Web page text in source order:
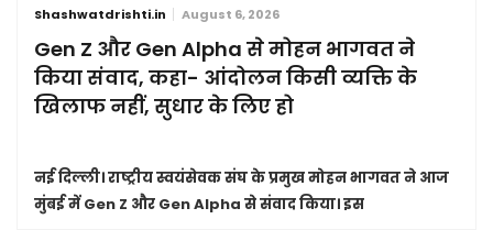
Shashwatdrishti.in August 6, 2026
Gen Z और Gen Alpha से मोहन भागवत ने
किया संवाद, कहा- आंदोलन किसी व्यक्ति के
खिलाफ नहीं, सुधार के लिए हो
नई दिल्ली।राष्ट्रीय स्वयंसेवक संघ के प्रमुख मोहन भागवत ने आज
मुंबई में Gen Z और Gen Alpha से संवाद किया। इस